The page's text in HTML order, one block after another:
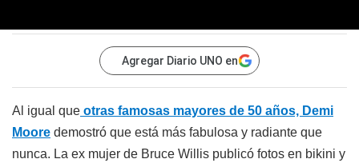
Agregar Diario UNO en
Al igual que otras famosas mayores de 50 años, Demi
Moore demostró que está más fabulosa y radiante que
nunca. La ex mujer de Bruce Willis publicó fotos en bikini y